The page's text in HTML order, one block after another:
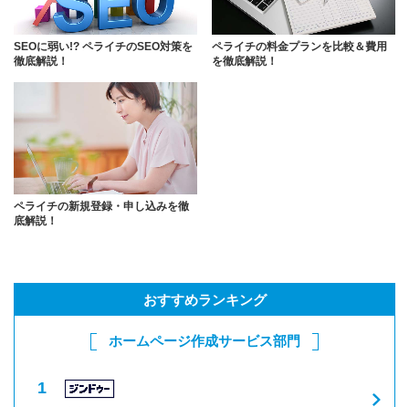
SEOに弱い!? ペライチのSEO対策を
徹底解説！
ペライチの料金プランを比較＆費用
を徹底解説！
ペライチの新規登録・申し込みを徹
底解説！
おすすめランキング
ホームページ作成サービス部門